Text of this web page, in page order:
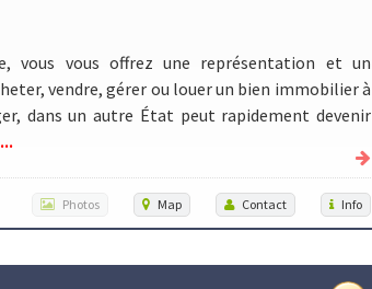
vous vous offrez une représentation et un
vendre, gérer ou louer un bien immobilier à
dans un autre État peut rapidement devenir
...
Photos Map Contact Info